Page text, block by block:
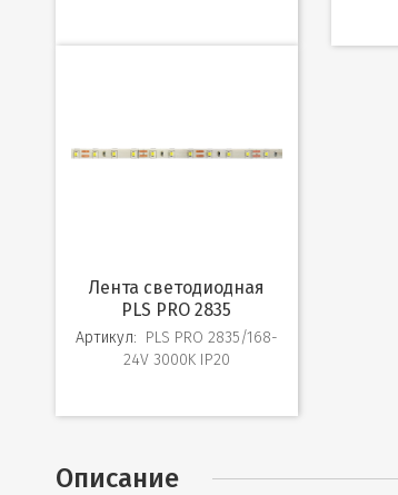
Лента светодиодная
PLS PRO 2835
Артикул: PLS PRO 2835/168-
24V 3000K IP20
Описание